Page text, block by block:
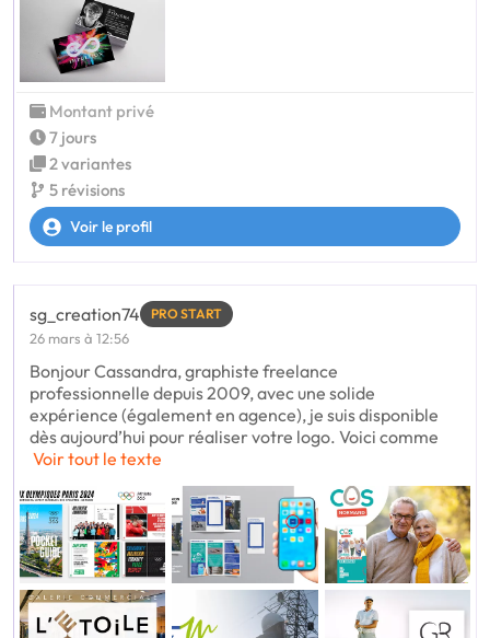
Montant privé
7 jours
2 variantes
5 révisions
Voir le profil
sg_creation74 PRO START
26 mars à 12:56
Bonjour Cassandra, graphiste freelance
professionnelle depuis 2009, avec une solide
expérience (également en agence), je suis disponible
dès aujourd’hui pour réaliser votre logo. Voici comme
Voir tout le texte